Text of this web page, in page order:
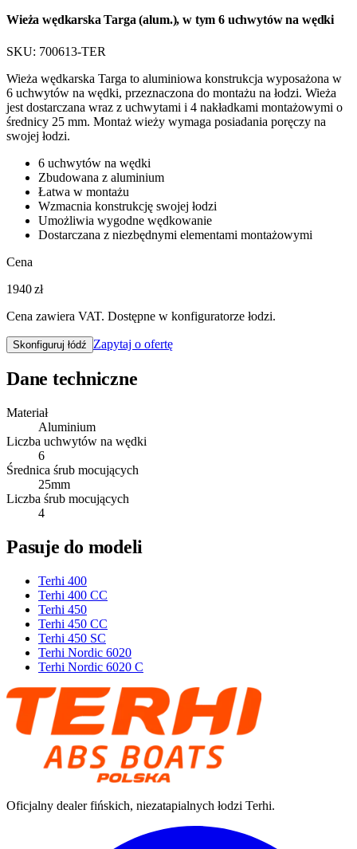
Wieża wędkarska Targa (alum.), w tym 6 uchwytów na wędki
SKU: 700613-TER
Wieża wędkarska Targa to aluminiowa konstrukcja wyposażona w
6 uchwytów na wędki, przeznaczona do montażu na łodzi. Wieża
jest dostarczana wraz z uchwytami i 4 nakładkami montażowymi o
średnicy 25 mm. Montaż wieży wymaga posiadania poręczy na
swojej łodzi.
6 uchwytów na wędki
Zbudowana z aluminium
Łatwa w montażu
Wzmacnia konstrukcję swojej łodzi
Umożliwia wygodne wędkowanie
Dostarczana z niezbędnymi elementami montażowymi
Cena
1940 zł
Cena zawiera VAT. Dostępne w konfiguratorze łodzi.
Skonfiguruj łódź Zapytaj o ofertę
Dane techniczne
Materiał
Aluminium
Liczba uchwytów na wędki
6
Średnica śrub mocujących
25mm
Liczba śrub mocujących
4
Pasuje do modeli
Terhi 400
Terhi 400 CC
Terhi 450
Terhi 450 CC
Terhi 450 SC
Terhi Nordic 6020
Terhi Nordic 6020 C
Oficjalny dealer fińskich, niezatapialnych łodzi Terhi.